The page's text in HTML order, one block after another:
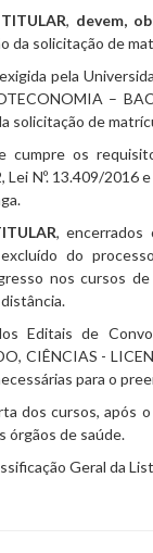
TITULAR, devem,
da solicitação de
pela
–
solicitação de
os
Nº. 13.409/
, encerrados
do
nos cursos
Editais de
CIÊNCIAS -
para o
dos cursos, após
órgãos de saúde.
Geral da